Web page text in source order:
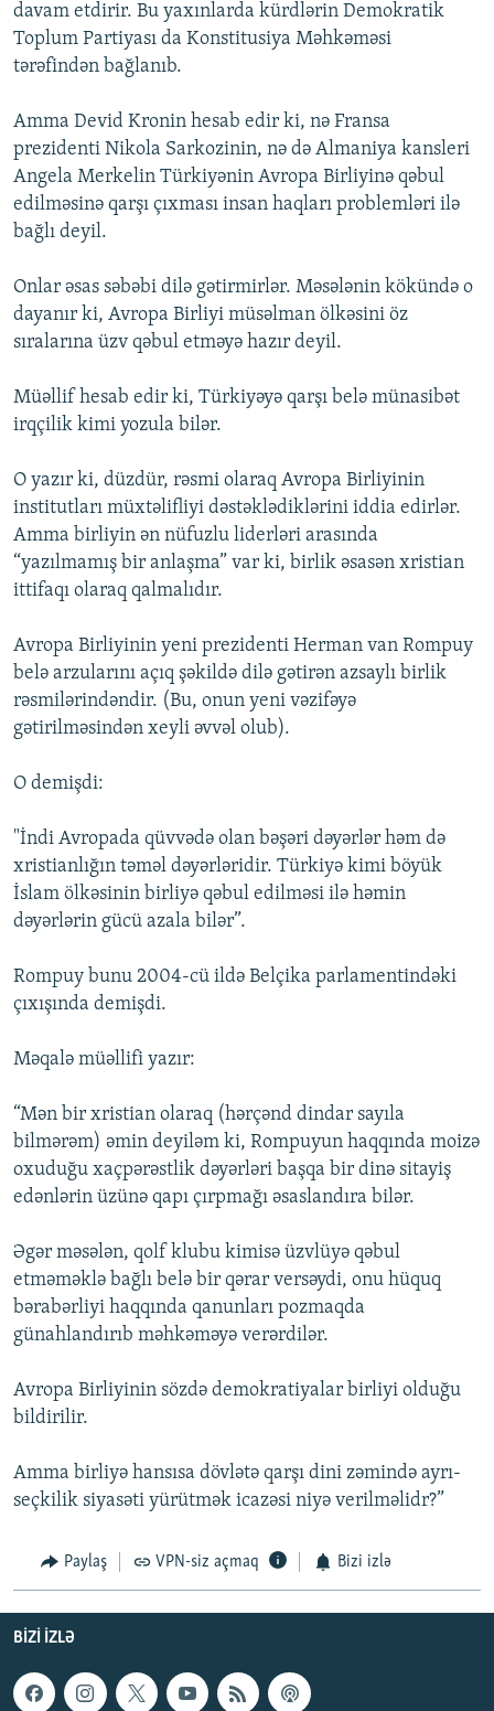
davam etdirir. Bu yaxınlarda kürdlərin Demokratik
Toplum Partiyası da Konstitusiya Məhkəməsi
tərəfindən bağlanıb.
Amma Devid Kronin hesab edir ki, nə Fransa
prezidenti Nikola Sarkozinin, nə də Almaniya kansleri
Angela Merkelin Türkiyənin Avropa Birliyinə qəbul
edilməsinə qarşı çıxması insan haqları problemləri ilə
bağlı deyil.
Onlar əsas səbəbi dilə gətirmirlər. Məsələnin kökündə o
dayanır ki, Avropa Birliyi müsəlman ölkəsini öz
sıralarına üzv qəbul etməyə hazır deyil.
Müəllif hesab edir ki, Türkiyəyə qarşı belə münasibət
irqçilik kimi yozula bilər.
O yazır ki, düzdür, rəsmi olaraq Avropa Birliyinin
institutları müxtəlifliyi dəstəklədiklərini iddia edirlər.
Amma birliyin ən nüfuzlu liderləri arasında
“yazılmamış bir anlaşma” var ki, birlik əsasən xristian
ittifaqı olaraq qalmalıdır.
Avropa Birliyinin yeni prezidenti Herman van Rompuy
belə arzularını açıq şəkildə dilə gətirən azsaylı birlik
rəsmilərindəndir. (Bu, onun yeni vəzifəyə
gətirilməsindən xeyli əvvəl olub).
O demişdi:
"İndi Avropada qüvvədə olan bəşəri dəyərlər həm də
xristianlığın təməl dəyərləridir. Türkiyə kimi böyük
İslam ölkəsinin birliyə qəbul edilməsi ilə həmin
dəyərlərin gücü azala bilər”.
Rompuy bunu 2004-cü ildə Belçika parlamentindəki
çıxışında demişdi.
Məqalə müəllifi yazır:
“Mən bir xristian olaraq (hərçənd dindar sayıla
bilmərəm) əmin deyiləm ki, Rompuyun haqqında moizə
oxuduğu xaçpərəstlik dəyərləri başqa bir dinə sitayiş
edənlərin üzünə qapı çırpmağı əsaslandıra bilər.
Əgər məsələn, qolf klubu kimisə üzvlüyə qəbul
etməməklə bağlı belə bir qərar versəydi, onu hüquq
bərabərliyi haqqında qanunları pozmaqda
günahlandırıb məhkəməyə verərdilər.
Avropa Birliyinin sözdə demokratiyalar birliyi olduğu
bildirilir.
Amma birliyə hansısa dövlətə qarşı dini zəmində ayrı-
seçkilik siyasəti yürütmək icazəsi niyə verilməlidr?”
Paylaş VPN-siz açmaq Bizi izlə
BIZI IZLƏ